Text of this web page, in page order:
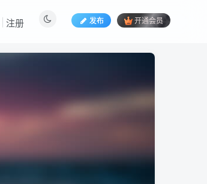
发布 开通会员
注册